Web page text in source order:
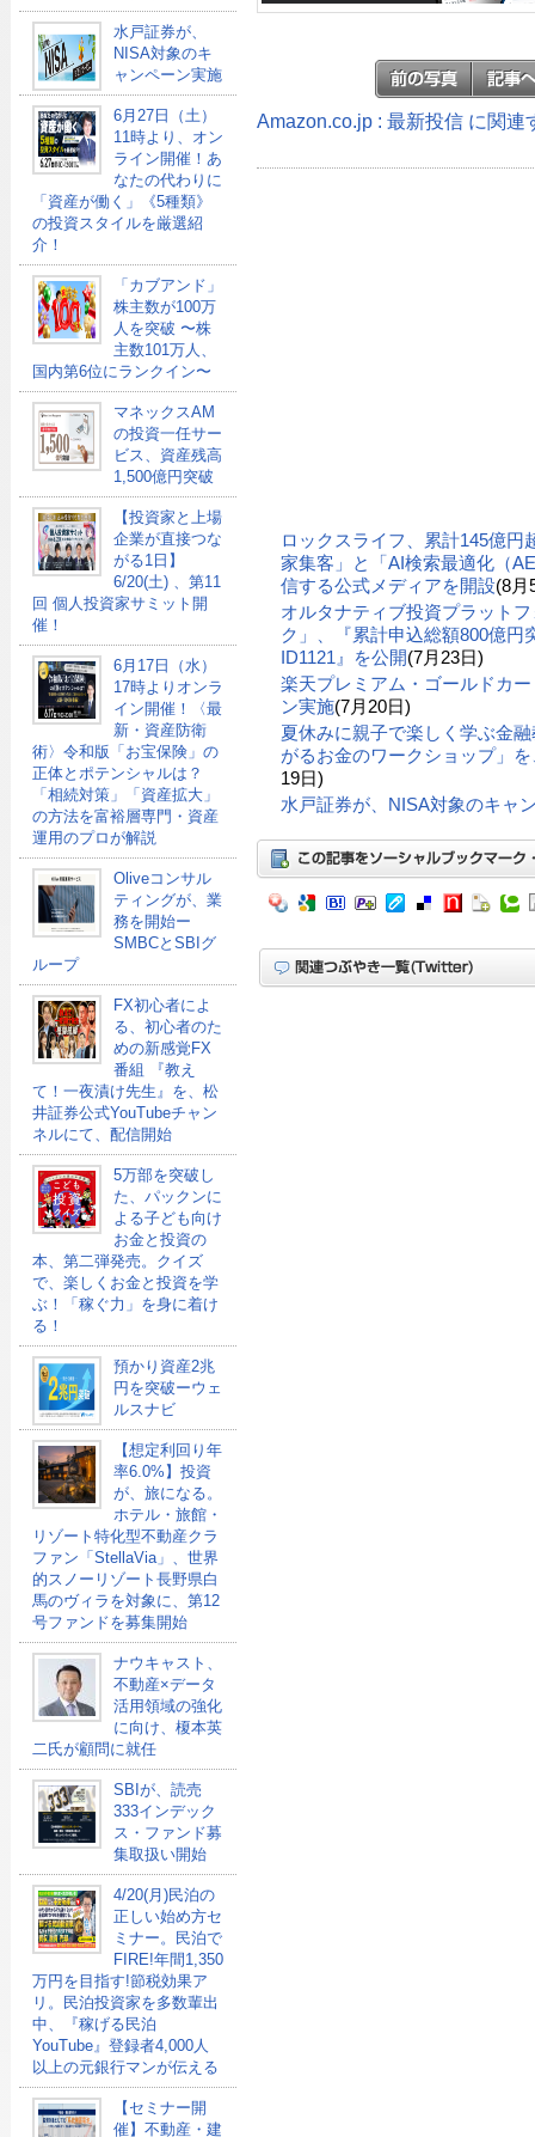
水戸証券が、
NISA対象のキ
ャンペーン実施
6月27日（土）
11時より、オン
ライン開催！あ
なたの代わりに
「資産が働く」《5種類》
の投資スタイルを厳選紹
介！
「カブアンド」
株主数が100万
人を突破 〜株
主数101万人、
国内第6位にランクイン〜
マネックスAM
の投資一任サー
ビス、資産残高
1,500億円突破
【投資家と上場
企業が直接つな
がる1日】
6/20(土) 、第11
回 個人投資家サミット開
催！
6月17日（水）
17時よりオンラ
イン開催！〈最
新・資産防衛
術〉令和版「お宝保険」の
正体とポテンシャルは？
「相続対策」「資産拡大」
の方法を富裕層専門・資産
運用のプロが解説
Oliveコンサル
ティングが、業
務を開始ー
SMBCとSBIグ
ループ
FX初心者によ
る、初心者のた
めの新感覚FX
番組 『教え
て！一夜漬け先生』を、松
井証券公式YouTubeチャン
ネルにて、配信開始
5万部を突破し
た、パックンに
よる子ども向け
お金と投資の
本、第二弾発売。クイズ
で、楽しくお金と投資を学
ぶ！「稼ぐ力」を身に着け
る！
預かり資産2兆
円を突破ーウェ
ルスナビ
【想定利回り年
率6.0%】投資
が、旅になる。
ホテル・旅館・
リゾート特化型不動産クラ
ファン「StellaVia」、世界
的スノーリゾート長野県白
馬のヴィラを対象に、第12
号ファンドを募集開始
ナウキャスト、
不動産×データ
活用領域の強化
に向け、榎本英
二氏が顧問に就任
SBIが、読売
333インデック
ス・ファンド募
集取扱い開始
4/20(月)民泊の
正しい始め方セ
ミナー。民泊で
FIRE!年間1,350
万円を目指す!節税効果ア
リ。民泊投資家を多数輩出
中、『稼げる民泊
YouTube』登録者4,000人
以上の元銀行マンが伝える
【セミナー開
催】不動産・建
Amazon.co.jp : 最新投信 に関連
ロックスライフ、累計145億円
家集客」と「AI検索最適化（
信する公式メディアを開設(8月
オルタナティブ投資プラット
ク」、『累計申込総額800億円
ID1121』を公開(7月23日)
楽天プレミアム・ゴールドカ
ン実施(7月20日)
夏休みに親子で楽しく学ぶ金
がるお金のワークショップ」
19日)
水戸証券が、NISA対象のキャ